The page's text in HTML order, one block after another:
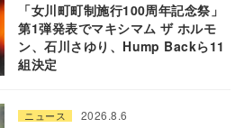
「女川町町制施行100周年記念祭」
第1弾発表でマキシマム ザ ホルモ
ン、石川さゆり、Hump Backら11
組決定
ニュース 2026.8.6